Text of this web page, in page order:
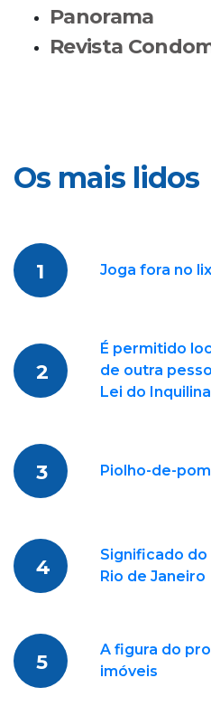
Panorama
Revista
Os mais lidos
1 Joga fora no
2
É permitido
de outra
Lei do
3 Piolho-de-
4
Significado
Rio de Janeiro
5
A figura do
imóveis